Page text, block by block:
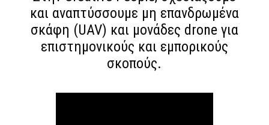
και αναπτύσσουμε μη επανδρωμένα
σκάφη (UAV) και μονάδες drone για
επιστημονικούς και εμπορικούς
σκοπούς.